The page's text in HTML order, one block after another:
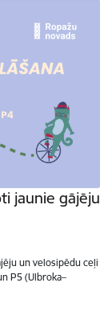
jaunie gājēju
un velosipēdu ceļi
P5 (Ulbroka–